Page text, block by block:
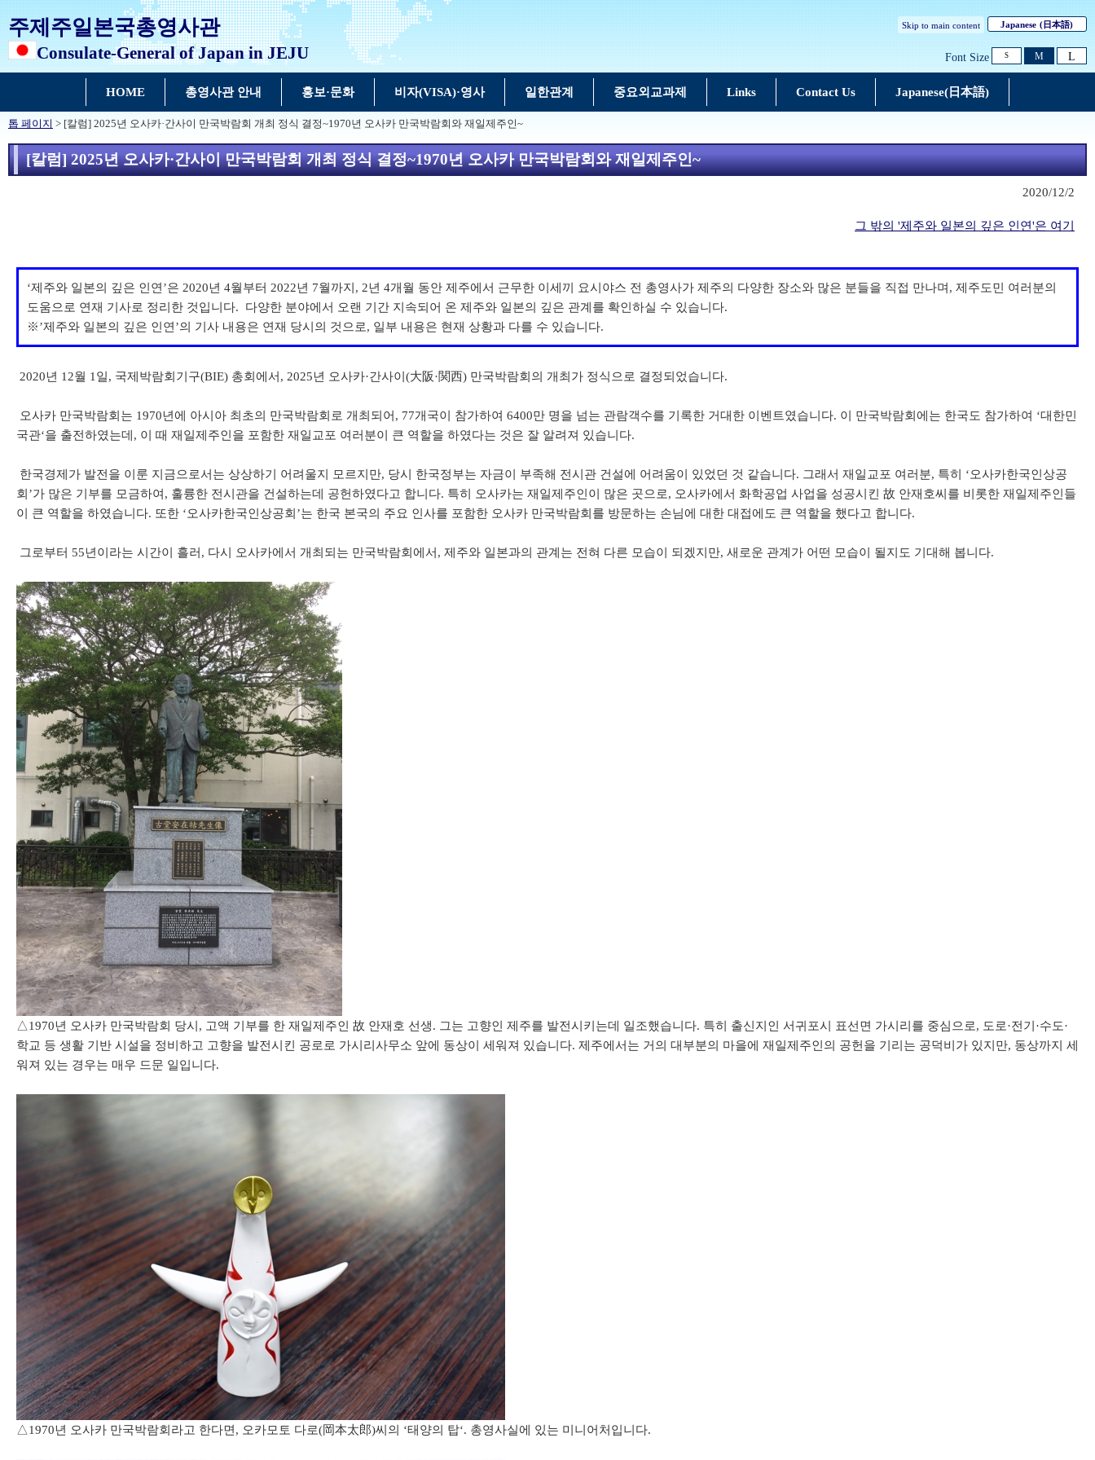
주제주일본국총영사관
Consulate-General of Japan in JEJU
Skip to main content Japanese (日本語)
Font Size S M L
HOME 총영사관 안내 홍보·문화 비자(VISA)·영사 일한관계 중요외교과제 Links Contact Us Japanese(日本語)
톱 페이지 > [칼럼] 2025년 오사카·간사이 만국박람회 개최 정식 결정~1970년 오사카 만국박람회와 재일제주인~
[칼럼] 2025년 오사카·간사이 만국박람회 개최 정식 결정~1970년 오사카 만국박람회와 재일제주인~
2020/12/2
그 밖의 '제주와 일본의 깊은 인연'은 여기
‘제주와 일본의 깊은 인연’은 2020년 4월부터 2022년 7월까지, 2년 4개월 동안 제주에서 근무한 이세끼 요시야스 전 총영사가 제주의 다양한 장소와 많은 분들을 직접 만나며, 제주도민 여러분의
도움으로 연재 기사로 정리한 것입니다. 다양한 분야에서 오랜 기간 지속되어 온 제주와 일본의 깊은 관계를 확인하실 수 있습니다.
※’제주와 일본의 깊은 인연’의 기사 내용은 연재 당시의 것으로, 일부 내용은 현재 상황과 다를 수 있습니다.
2020년 12월 1일, 국제박람회기구(BIE) 총회에서, 2025년 오사카·간사이(大阪·関西) 만국박람회의 개최가 정식으로 결정되었습니다.
오사카 만국박람회는 1970년에 아시아 최초의 만국박람회로 개최되어, 77개국이 참가하여 6400만 명을 넘는 관람객수를 기록한 거대한 이벤트였습니다. 이 만국박람회에는 한국도 참가하여 ‘대한민
국관‘을 출전하였는데, 이 때 재일제주인을 포함한 재일교포 여러분이 큰 역할을 하였다는 것은 잘 알려져 있습니다.
한국경제가 발전을 이룬 지금으로서는 상상하기 어려울지 모르지만, 당시 한국정부는 자금이 부족해 전시관 건설에 어려움이 있었던 것 같습니다. 그래서 재일교포 여러분, 특히 ‘오사카한국인상공
회’가 많은 기부를 모금하여, 훌륭한 전시관을 건설하는데 공헌하였다고 합니다. 특히 오사카는 재일제주인이 많은 곳으로, 오사카에서 화학공업 사업을 성공시킨 故 안재호씨를 비롯한 재일제주인들
이 큰 역할을 하였습니다. 또한 ‘오사카한국인상공회’는 한국 본국의 주요 인사를 포함한 오사카 만국박람회를 방문하는 손님에 대한 대접에도 큰 역할을 했다고 합니다.
그로부터 55년이라는 시간이 흘러, 다시 오사카에서 개최되는 만국박람회에서, 제주와 일본과의 관계는 전혀 다른 모습이 되겠지만, 새로운 관계가 어떤 모습이 될지도 기대해 봅니다.
△1970년 오사카 만국박람회 당시, 고액 기부를 한 재일제주인 故 안재호 선생. 그는 고향인 제주를 발전시키는데 일조했습니다. 특히 출신지인 서귀포시 표선면 가시리를 중심으로, 도로·전기·수도·
학교 등 생활 기반 시설을 정비하고 고향을 발전시킨 공로로 가시리사무소 앞에 동상이 세워져 있습니다. 제주에서는 거의 대부분의 마을에 재일제주인의 공헌을 기리는 공덕비가 있지만, 동상까지 세
워져 있는 경우는 매우 드문 일입니다.
△1970년 오사카 만국박람회라고 한다면, 오카모토 다로(岡本太郎)씨의 ‘태양의 탑‘. 총영사실에 있는 미니어처입니다.